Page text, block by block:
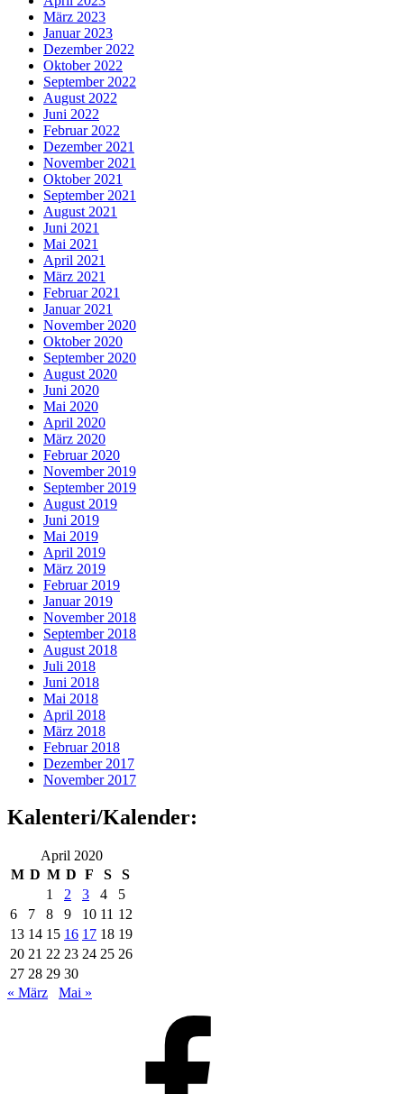
März 2023
Januar 2023
Dezember 2022
Oktober 2022
September 2022
August 2022
Juni 2022
Februar 2022
Dezember 2021
November 2021
Oktober 2021
September 2021
August 2021
Juni 2021
Mai 2021
April 2021
März 2021
Februar 2021
Januar 2021
November 2020
Oktober 2020
September 2020
August 2020
Juni 2020
Mai 2020
April 2020
März 2020
Februar 2020
November 2019
September 2019
August 2019
Juni 2019
Mai 2019
April 2019
März 2019
Februar 2019
Januar 2019
November 2018
September 2018
August 2018
Juli 2018
Juni 2018
Mai 2018
April 2018
März 2018
Februar 2018
Dezember 2017
November 2017
Kalenteri/Kalender:
April 2020
M D M D F S
S
1
2 3 4
5
6
7 8 9 10 11 12
13 14 15 16 17 18 19
20 21 22 23 24 25 26
27 28 29 30
« März
Mai »